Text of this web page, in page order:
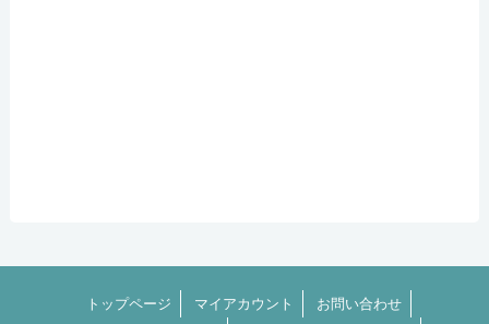
トップページ マイアカウント
お問い合わせ